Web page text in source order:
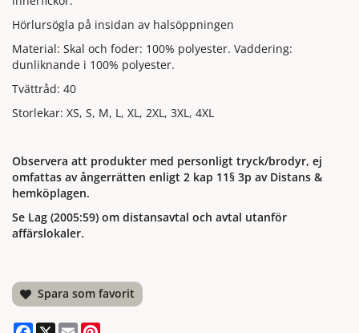
Hörlursögla på insidan av halsöppningen
Material: Skal och foder: 100% polyester. Vaddering:
dunliknande i 100% polyester.
Tvättråd: 40
Storlekar: XS, S, M, L, XL, 2XL, 3XL, 4XL
Observera att produkter med personligt tryck/brodyr, ej
omfattas av ångerrätten enligt 2 kap 11§ 3p av Distans &
hemköplagen.
Se Lag (2005:59) om distansavtal och avtal utanför
affärslokaler.
Spara som favorit
Facebook
X Email